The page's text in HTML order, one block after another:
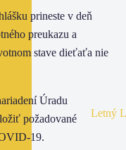
prineste v deň
preukazu a
stave dieťaťa nie
Úradu
požadované
19.